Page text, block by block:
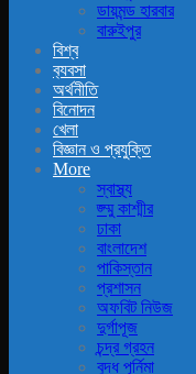
ডায়মন্ড হারবার
বারুইপুর
বিশ্ব
ব‍্যবসা
অর্থনীতি
বিনোদন
খেলা
বিজ্ঞান ও প্রযুক্তি
More
স্বাস্থ্য
জ্ম্মু কাশ্মীর
ঢাকা
বাংলাদেশ
পাকিস্তান
প্রশাসন
অফবিট নিউজ
দুর্গাপূজ
চন্দ্র গ্রহন
বুদ্ধ পূর্নিমা